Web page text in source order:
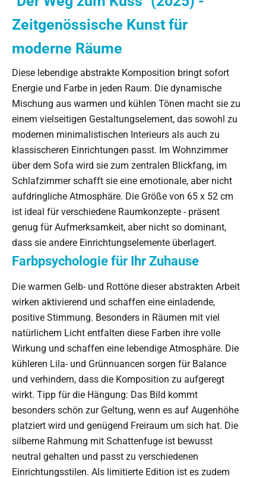
Zeitgenössische Kunst für
moderne Räume
Diese lebendige abstrakte Komposition bringt sofort
Energie und Farbe in jeden Raum. Die dynamische
Mischung aus warmen und kühlen Tönen macht sie zu
einem vielseitigen Gestaltungselement, das sowohl zu
modernen minimalistischen Interieurs als auch zu
klassischeren Einrichtungen passt. Im Wohnzimmer
über dem Sofa wird sie zum zentralen Blickfang, im
Schlafzimmer schafft sie eine emotionale, aber nicht
aufdringliche Atmosphäre. Die Größe von 65 x 52 cm
ist ideal für verschiedene Raumkonzepte - präsent
genug für Aufmerksamkeit, aber nicht so dominant,
dass sie andere Einrichtungselemente überlagert.
Farbpsychologie für Ihr Zuhause
Die warmen Gelb- und Rottöne dieser abstrakten Arbeit
wirken aktivierend und schaffen eine einladende,
positive Stimmung. Besonders in Räumen mit viel
natürlichem Licht entfalten diese Farben ihre volle
Wirkung und schaffen eine lebendige Atmosphäre. Die
kühleren Lila- und Grünnuancen sorgen für Balance
und verhindern, dass die Komposition zu aufgeregt
wirkt. Tipp für die Hängung: Das Bild kommt
besonders schön zur Geltung, wenn es auf Augenhöhe
platziert wird und genügend Freiraum um sich hat. Die
silberne Rahmung mit Schattenfuge ist bewusst
neutral gehalten und passt zu verschiedenen
Einrichtungsstilen. Als limitierte Edition ist es zudem